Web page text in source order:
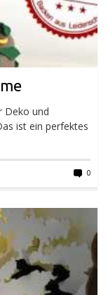
Deko und
ist ein perfektes
0